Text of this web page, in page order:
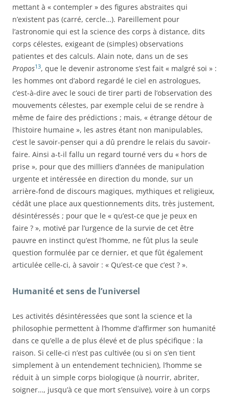
mettant à « contempler » des figures abstraites qui
n’existent pas (carré, cercle…). Pareillement pour
l’astronomie qui est la science des corps à distance, dits
corps célestes, exigeant de (simples) observations
patientes et des calculs. Alain note, dans un de ses
Propos13, que le devenir astronome s’est fait « malgré soi » :
les hommes ont d’abord regardé le ciel en astrologues,
c’est-à-dire avec le souci de tirer parti de l’observation des
mouvements célestes, par exemple celui de se rendre à
même de faire des prédictions ; mais, « étrange détour de
l’histoire humaine », les astres étant non manipulables,
c’est le savoir-penser qui a dû prendre le relais du savoir-
faire. Ainsi a-t-il fallu un regard tourné vers du « hors de
prise », pour que des milliers d’années de manipulation
urgente et intéressée en direction du monde, sur un
arrière-fond de discours magiques, mythiques et religieux,
cédât une place aux questionnements dits, très justement,
désintéressés ; pour que le « qu’est-ce que je peux en
faire ? », motivé par l’urgence de la survie de cet être
pauvre en instinct qu’est l’homme, ne fût plus la seule
question formulée par ce dernier, et que fût également
articulée celle-ci, à savoir : « Qu’est-ce que c’est ? ».
Humanité et sens de l’universel
Les activités désintéressées que sont la science et la
philosophie permettent à l’homme d’affirmer son humanité
dans ce qu’elle a de plus élevé et de plus spécifique : la
raison. Si celle-ci n’est pas cultivée (ou si on s’en tient
simplement à un entendement technicien), l’homme se
réduit à un simple corps biologique (à nourrir, abriter,
soigner…, jusqu’à ce que mort s’ensuive), voire à un corps